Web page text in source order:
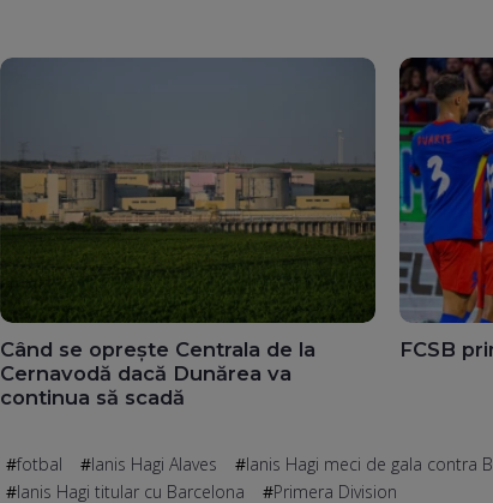
Când se oprește Centrala de la
Cernavodă dacă Dunărea va
continua să scadă
FCSB
fotbal Ianis Hagi Alaves
Ianis Hagi meci de gala contra
Ianis Hagi titular cu Barcelona
Primera Division